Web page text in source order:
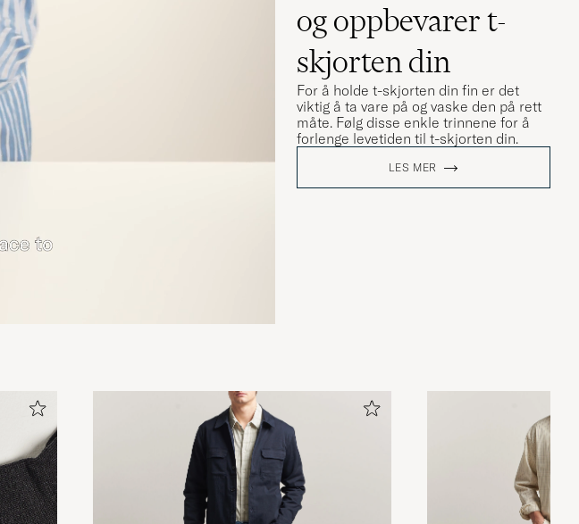
og oppbevarer t-
skjorten din
For å holde t-skjorten din fin er det
viktig å ta vare på og vaske den på rett
måte. Følg disse enkle trinnene for å
forlenge levetiden til t-skjorten din.
LES MER